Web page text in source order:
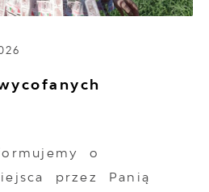
o
przez Panią